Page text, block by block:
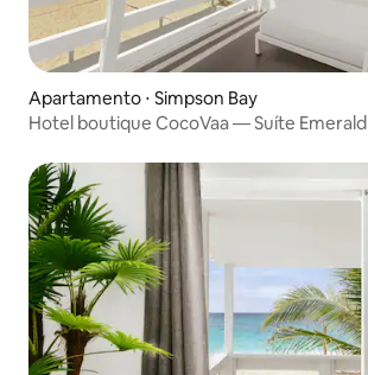
Apartamento ⋅ Simpson Bay
Hotel boutique CocoVaa — Suíte Emerald